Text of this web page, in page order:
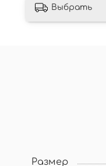
Выбрать
Размер